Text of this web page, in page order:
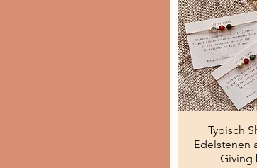
Snel
Typisch
Edelstenen
Giving